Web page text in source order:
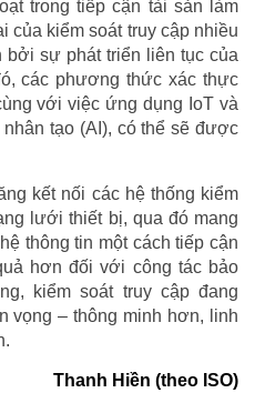
trong tiếp cận tài sản làm
của kiểm soát truy cập nhiều
sự phát triển liên tục của
các phương thức xác thực
với việc ứng dụng IoT và
tạo (AI), có thể sẽ được
kết nối các hệ thống kiểm
lưới thiết bị, qua đó mang
thông tin một cách tiếp cận
hơn đối với công tác bảo
kiểm soát truy cập đang
vọng – thông minh hơn, linh
Thanh Hiền (theo ISO)